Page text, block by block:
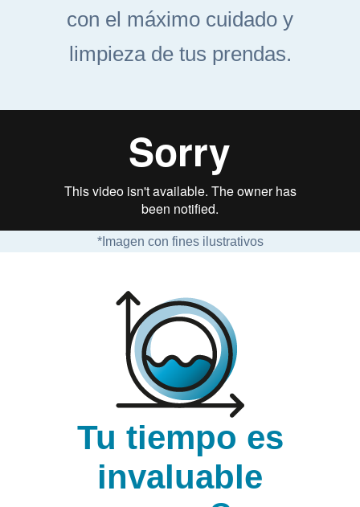
con el máximo cuidado y
limpieza de tus prendas.
*Imagen con fines ilustrativos
Tu tiempo es
invaluable